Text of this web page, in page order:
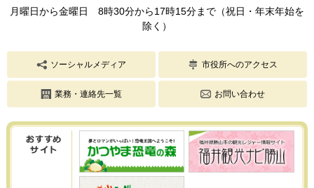
月曜日から金曜日 8時30分から17時15分まで（祝日・年末年始を
除く）
ソーシャルメディア 市役所へのアクセス
業務・連絡先一覧 お問い合わせ